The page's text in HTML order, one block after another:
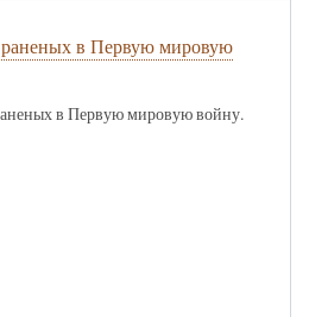
в Первую мировую
в Первую мировую войну.